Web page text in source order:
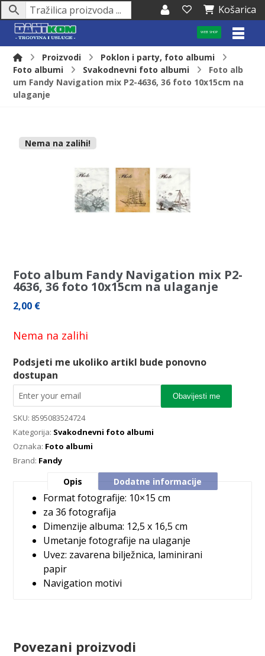
Košarica
WEB SHOP
Proizvodi
Poklon i party, foto albumi
Foto albumi
Svakodnevni foto albumi
Foto alb
um Fandy Navigation mix P2-4636, 36 foto 10x15cm na
ulaganje
Nema na zalihi!
Foto album Fandy Navigation mix P2-
4636, 36 foto 10x15cm na ulaganje
2,00 €
Nema na zalihi
Podsjeti me ukoliko artikl bude ponovno
dostupan
Obavijesti me
SKU: 8595083524724
Kategorija: Svakodnevni foto albumi
Oznaka: Foto albumi
Brand: Fandy
Opis Dodatne informacije
Format fotografije: 10×15 cm
za 36 fotografija
Dimenzije albuma: 12,5 x 16,5 cm
Umetanje fotografije na ulaganje
Uvez: zavarena bilježnica, laminirani
papir
Navigation motivi
Povezani proizvodi